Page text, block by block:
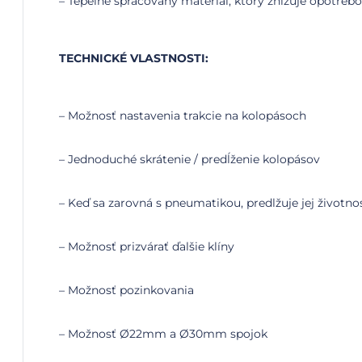
TECHNICKÉ VLASTNOSTI:
– Možnosť nastavenia trakcie na kolopásoch
– Jednoduché skrátenie / predĺženie kolopásov
– Keď sa zarovná s pneumatikou, predlžuje jej
– Možnosť prizvárať ďalšie klíny
– Možnosť pozinkovania
– Možnosť Ø22mm a Ø30mm spojok